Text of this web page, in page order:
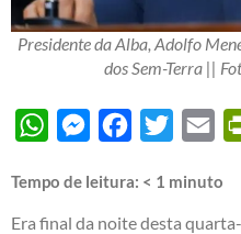
Presidente da Alba, Adolfo
dos Sem-Terra ||
WhatsAppMessengerFacebook
Twitter
Tempo de leitura: < 1 minuto
Era final da noite desta